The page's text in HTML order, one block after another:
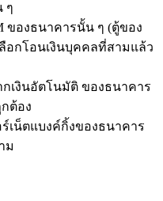
ๆ
ของธนาคารนั้น ๆ (ตู้ของ
อกโอนเงินบุคคลที่สามแล้ว
เงินอัตโนมัติ ของธนาคาร
ต้อง
เน็ตแบงค์กิ้งของธนาคาร
ม